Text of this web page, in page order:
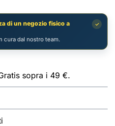
✓
di un negozio fisico a
cura dal nostro team.
sopra i 49 €.